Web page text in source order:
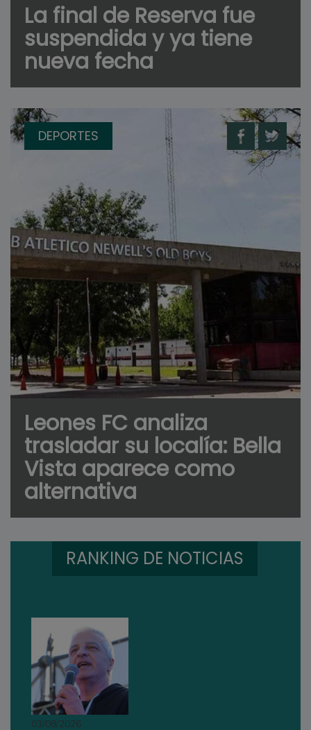
La final de Reserva fue
suspendida y ya tiene
nueva fecha
DEPORTES
Leones FC analiza
trasladar su localía: Bella
Vista aparece como
alternativa
RANKING DE NOTICIAS
03/08/2026